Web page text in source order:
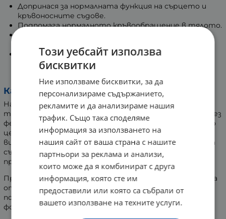
Допринася за нормалната функция на сърцето и
кръвоносните съдове.
Подпомага нормалното кръвообращение в тялото.
Притежава антиоксидантни свойства, които
допринасят за защитата на клетките от
Какво е натокиназа:
Натокиназата е ензим, който се извлича от
традиционното японско ястие „натто“, получено чрез
ферментация на соя. В Япония натто е познато като
ценна храна, богата на протеини, минерали и
витамини. Ензимът натокиназа е основната активна
съставка, на която се дължат ценните свойства на
продукта.
Продуктът на Vitaler’s съдържа натокиназа, извлечена
от ферментирали соеви зърна, и е предназначен да
подпомогне общото благосъстояние на организма, с
фокус върху сърдечносъдовата система.
Този уебсайт използва
бисквитки
Ние използваме бисквитки, за да
персонализираме съдържанието,
рекламите и да анализираме нашия
трафик. Също така споделяме
информация за използването на
нашия сайт от ваша страна с нашите
партньори за реклама и анализи,
които може да я комбинират с друга
информация, която сте им
предоставили или която са събрали от
вашето използване на техните услуги.